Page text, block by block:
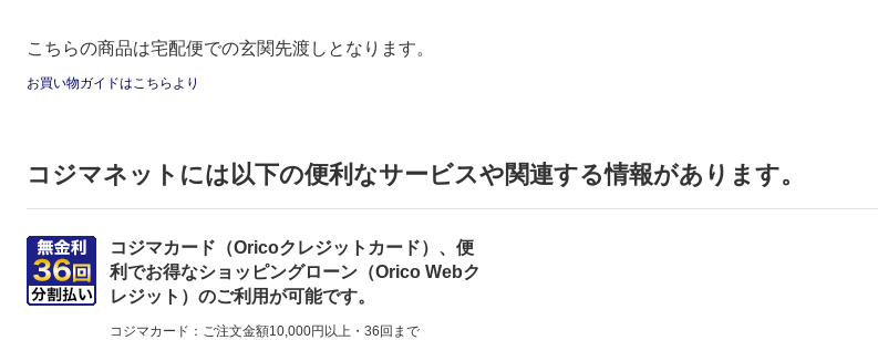
こちらの商品は宅配便での玄関先渡しとなります。
お買い物ガイドはこちらより
コジマネットには以下の便利なサービスや関連する情報があります。
コジマカード（Oricoクレジットカード）、便
利でお得なショッピングローン（Orico Webク
レジット）のご利用が可能です。
コジマカード：ご注文金額10,000円以上・36回まで